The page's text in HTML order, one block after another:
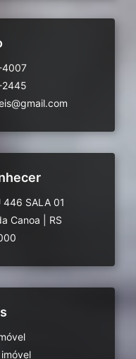
4007
446 SALA 01
Canoa
RS